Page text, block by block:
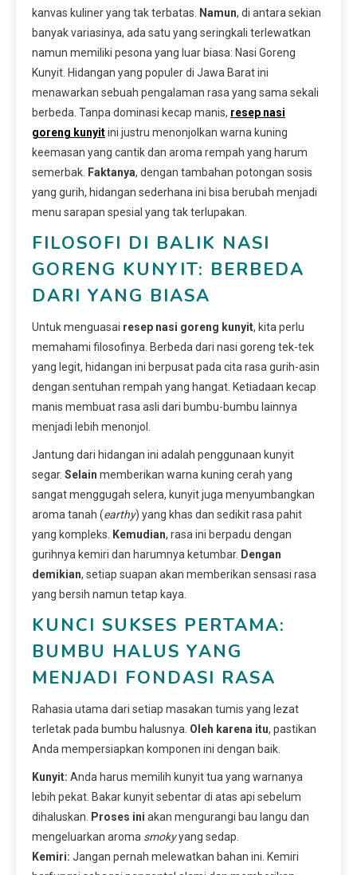
kanvas kuliner yang tak terbatas.
Namun, di antara sekian
banyak variasinya, ada satu yang seringkali terlewatkan
namun memiliki pesona yang luar biasa: Nasi Goreng
Kunyit. Hidangan yang populer di Jawa Barat ini
menawarkan sebuah pengalaman rasa yang sama sekali
berbeda. Tanpa dominasi kecap manis, resep nasi
goreng kunyitini justru menonjolkan warna kuning
keemasan yang cantik dan aroma rempah yang harum
semerbak. Faktanya, dengan tambahan potongan sosis
yang gurih, hidangan sederhana ini bisa berubah menjadi
menu sarapan spesial yang tak terlupakan.
FILOSOFI DI BALIK NASI
GORENG KUNYIT: BERBEDA
DARI YANG BIASA
Untuk menguasai resep nasi goreng kunyit, kita perlu
memahami filosofinya. Berbeda dari nasi goreng tek-tek
yang legit, hidangan ini berpusat pada cita rasa gurih-asin
dengan sentuhan rempah yang hangat. Ketiadaan kecap
manis membuat rasa asli dari bumbu-bumbu lainnya
menjadi lebih menonjol.
Jantung dari hidangan ini adalah penggunaan kunyit
segar. Selain memberikan warna kuning cerah yang
sangat menggugah selera, kunyit juga menyumbangkan
aroma tanah (earthy) yang khas dan sedikit rasa pahit
yang kompleks.
Kemudian, rasa ini berpadu dengan
gurihnya kemiri dan harumnya ketumbar. Dengan
demikian, setiap suapan akan memberikan sensasi rasa
yang bersih namun tetap kaya.
KUNCI SUKSES PERTAMA:
BUMBU HALUS YANG
MENJADI FONDASI RASA
Rahasia utama dari setiap masakan tumis yang lezat
terletak pada bumbu halusnya. Oleh karena itu, pastikan
Anda mempersiapkan komponen ini dengan baik.
Kunyit: Anda harus memilih kunyit tua yang warnanya
lebih pekat. Bakar kunyit sebentar di atas api sebelum
dihaluskan.
Proses ini akan mengurangi bau langu dan
mengeluarkan aroma smokyyang sedap.
Kemiri: Jangan pernah melewatkan bahan ini. Kemiri